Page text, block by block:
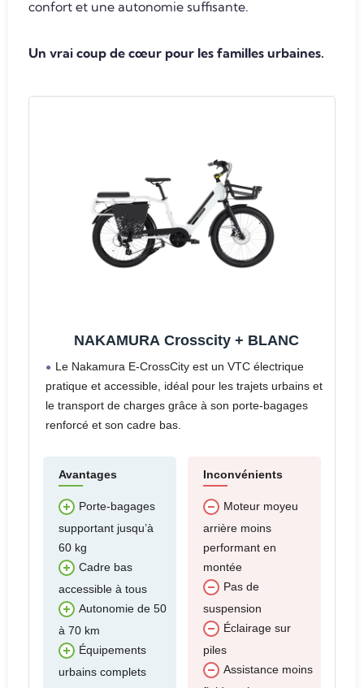
confort et une autonomie suffisante.
Un vrai coup de cœur pour les familles urbaines.
NAKAMURA Crosscity + BLANC
Le Nakamura E-CrossCity est un VTC électrique
pratique et accessible, idéal pour les trajets urbains et
le transport de charges grâce à son porte-bagages
renforcé et son cadre bas.
Avantages
Porte-bagages
supportant jusqu’à
60 kg
Cadre bas
accessible à tous
Autonomie de 50
à 70 km
Équipements
urbains complets
Inconvénients
Moteur moyeu
arrière moins
performant en
montée
Pas de
suspension
Éclairage sur
piles
Assistance moins